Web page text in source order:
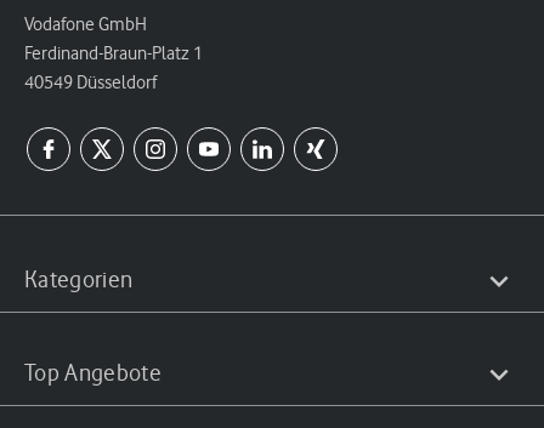
Vodafone GmbH
Ferdinand-Braun-Platz 1
40549 Düsseldorf
Kategorien
Top Angebote